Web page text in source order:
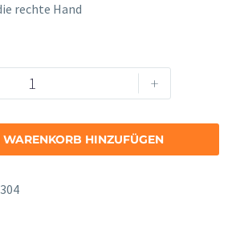
rechte Hand
+
HINZUFÜGEN